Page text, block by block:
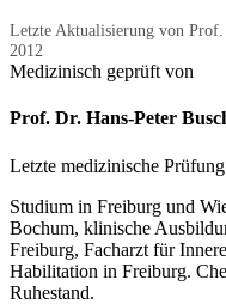
Letzte Aktualisierung von
2012
Medizinisch geprüft von
Prof. Dr. Hans-Peter
Letzte medizinische
Studium in Freiburg und
Bochum, klinische
Freiburg, Facharzt für
Habilitation in Freiburg.
Ruhestand.